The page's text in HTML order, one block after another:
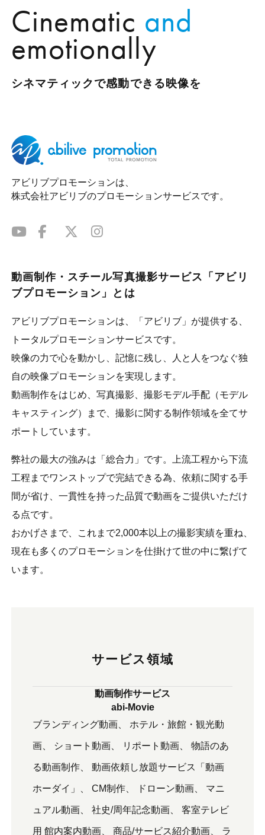
Cinematic and
emotionally
シネマティックで感動できる映像を
アビリブプロモーションは、
株式会社アビリブのプロモーションサービスです。
動画制作・スチール写真撮影サービス「アビリ
ブプロモーション」とは
アビリブプロモーションは、「アビリブ」が提供する、
トータルプロモーションサービスです。
映像の力で心を動かし、記憶に残し、人と人をつなぐ独
自の映像プロモーションを実現します。
動画制作をはじめ、写真撮影、撮影モデル手配（モデル
キャスティング）まで、撮影に関する制作領域を全てサ
ポートしています。
弊社の最大の強みは「総合力」です。上流工程から下流
工程までワンストップで完結できる為、依頼に関する手
間が省け、一貫性を持った品質で動画をご提供いただけ
る点です。
おかげさまで、これまで2,000本以上の撮影実績を重ね、
現在も多くのプロモーションを仕掛けて世の中に繋げて
います。
サービス領域
動画制作サービス
abi-Movie
ブランディング動画
ホテル・旅館・観光動
画 ショート動画 リポート動画 物語のあ
る動画制作 動画依頼し放題サービス「動画
ホーダイ」 CM制作 ドローン動画 マニ
ュアル動画 社史/周年記念動画 客室テレビ
用 館内案内動画 商品/サービス紹介動画 ラ